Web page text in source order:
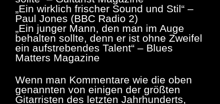
„Ein wirklich frischer Sound und Stil“ –
Paul Jones (BBC Radio 2)
„Ein junger Mann, den man im Auge
behalten sollte, denn er ist ohne Zweifel
ein aufstrebendes Talent“ – Blues
Matters Magazine
Wenn man Kommentare wie die oben
genannten von einigen der größten
Gitarristen des letzten Jahrhunderts,